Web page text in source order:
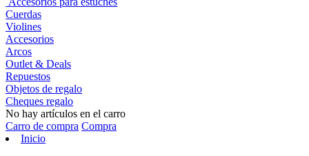
Cuerdas
Violines
Accesorios
Arcos
Outlet & Deals
Repuestos
Objetos de regalo
Cheques regalo
No hay artículos en el carro
Carro de compra Compra
Inicio